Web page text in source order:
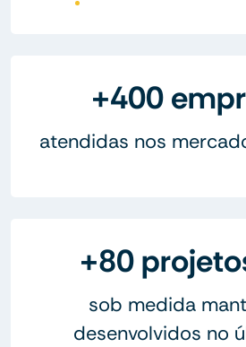
+400
atendidas nos
+80
sob medida
desenvolvidos no